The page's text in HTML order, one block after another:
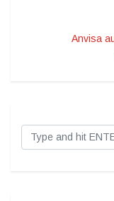
Anvisa